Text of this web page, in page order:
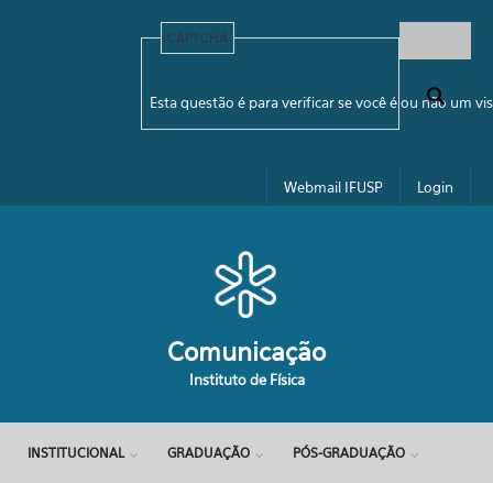
Formulário de busca
CAPTCHA
Esta questão é para verificar se você é ou não um
Webmail IFUSP Login
Comunicação
Instituto de Física
INSTITUCIONAL GRADUAÇÃO PÓS-GRADUAÇÃO